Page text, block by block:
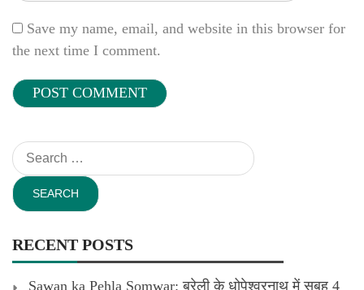
Save my name, email, and website in this browser for
the next time I comment.
Search
for:
RECENT POSTS
Sawan ka Pehla Somwar: बरेली के धोपेश्वरनाथ में सुबह 4